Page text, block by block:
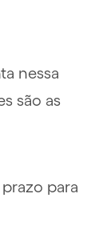
nessa
são as
para